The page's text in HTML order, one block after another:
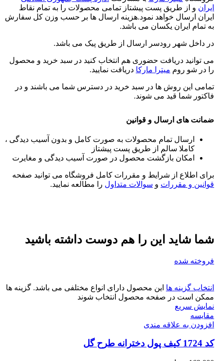
ایران و از طریق پست پیشتاز تمامی محصولات را به تمام نقاط
ایران ارسال خواهد نمود.هزینه ارسال ها بر حسب وزن کل سفارش
به تمام ایران یکسان می باشد.
در داخل شهر رودسر ارسال از طریق پیک می باشد.
می توانید دریافت حضوری هم انتخاب کنید در سبد خرید و محصول
را در شو روم میترا مارکا دریافت نمایید.
تمامی این روش ها در سبد خرید در دسترس شما می باشند و در
فاکتور شما قید می شوند.
ضمانت های ارسال و قوانین
ارسال تمام محصولات به صورت کامل و بدون آسیب دیدگی ،
کاملا سالم از طریق پست پیشتاز
امکان بازگشت محصول در صورت آسیب دیدگی و مغایرت
برای اطلاع از شرایط و مقررات کامل فروشگاه می توانید صفحه
قوانین و مقررات و سوالات متداول را مطالعه نمایید.
شما شاید این را هم دوست داشته باشید
فروخته شده
انتخاب گزینه ها این محصول دارای انواع مختلفی می باشد. گزینه ها
ممکن است در صفحه محصول انتخاب شوند
نمایش سریع
مقايسه
افزودن به علاقه مندی
کد 1724 کیف پول دخترانه طرح گل